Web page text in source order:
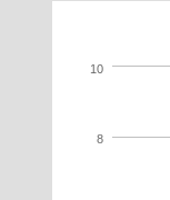
8
10